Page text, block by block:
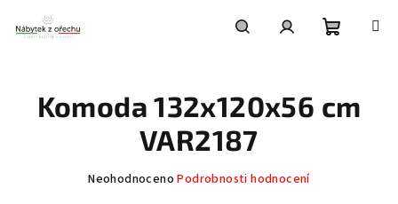
obsah
košík
Komoda 132x120x56 cm
VAR2187
Průměrné
Neohodnoceno Podrobnosti hodnocení